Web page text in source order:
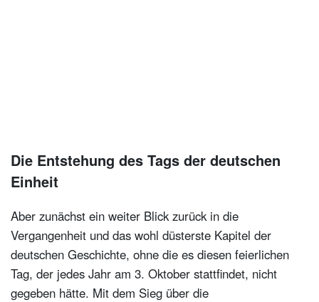
Die Entstehung des Tags der deutschen
Einheit
Aber zunächst ein weiter Blick zurück in die
Vergangenheit und das wohl düsterste Kapitel der
deutschen Geschichte, ohne die es diesen feierlichen
Tag, der jedes Jahr am 3. Oktober stattfindet, nicht
gegeben hätte. Mit dem Sieg über die